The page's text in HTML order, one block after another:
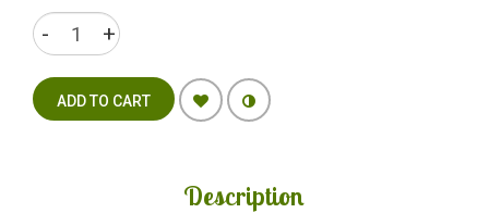
ADD TO CART
Description